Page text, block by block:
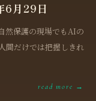
月29日
然保護の現場でもAIの
間だけでは把握しきれ
read more →